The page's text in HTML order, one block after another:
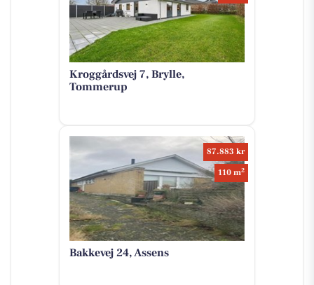
Kroggårdsvej 7, Brylle,
Tommerup
87.883 kr
110 m2
Bakkevej 24, Assens